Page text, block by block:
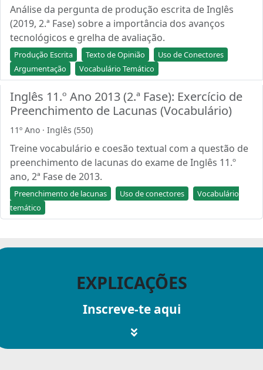
Análise da pergunta de produção escrita de Inglês
(2019, 2.ª Fase) sobre a importância dos avanços
tecnológicos e grelha de avaliação.
Produção Escrita Texto de Opinião
Uso de Conectores
Argumentação
Vocabulário Temático
Inglês 11.º Ano 2013 (2.ª Fase): Exercício de
Preenchimento de Lacunas (Vocabulário)
11º Ano · Inglês (550)
Treine vocabulário e coesão textual com a questão de
preenchimento de lacunas do exame de Inglês 11.º
ano, 2ª Fase de 2013.
Preenchimento de lacunas Uso de conectores
Vocabulário
temático
EXPLICAÇÕES
Inscreve-te aqui